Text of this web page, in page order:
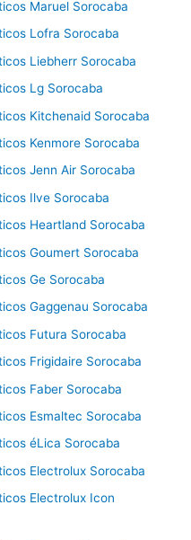
Maruel Sorocaba
Lofra Sorocaba
Liebherr Sorocaba
Lg Sorocaba
Kitchenaid Sorocaba
Kenmore Sorocaba
Jenn Air Sorocaba
Ilve Sorocaba
Heartland Sorocaba
Goumert Sorocaba
Ge Sorocaba
Gaggenau Sorocaba
Futura Sorocaba
Frigidaire Sorocaba
Faber Sorocaba
Esmaltec Sorocaba
éLica Sorocaba
Electrolux Sorocaba
Electrolux Icon